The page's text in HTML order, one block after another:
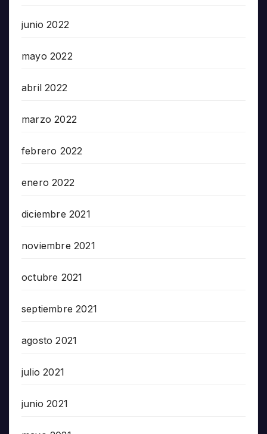
junio 2022
mayo 2022
abril 2022
marzo 2022
febrero 2022
enero 2022
diciembre 2021
noviembre 2021
octubre 2021
septiembre 2021
agosto 2021
julio 2021
junio 2021